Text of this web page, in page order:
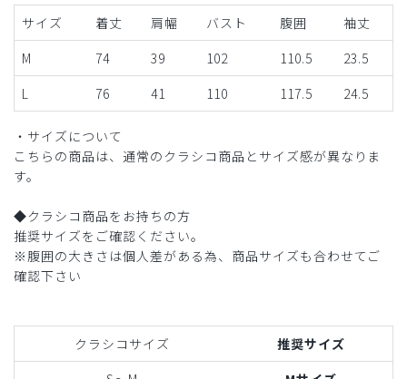
サイズ 着丈 肩幅 バスト 腹囲
袖丈
M
74 39 102 110.5
23.5
L
76 41 110 117.5 24.5
・サイズについて
こちらの商品は、通常のクラシコ商品とサイズ感が異なりま
す。
◆クラシコ商品をお持ちの方
推奨サイズをご確認ください。
※腹囲の大きさは個人差がある為、商品サイズも合わせてご
確認下さい
クラシコサイズ
推奨サイズ